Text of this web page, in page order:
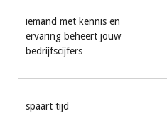
iemand met kennis en
ervaring beheert jouw
bedrijfscijfers
spaart tijd